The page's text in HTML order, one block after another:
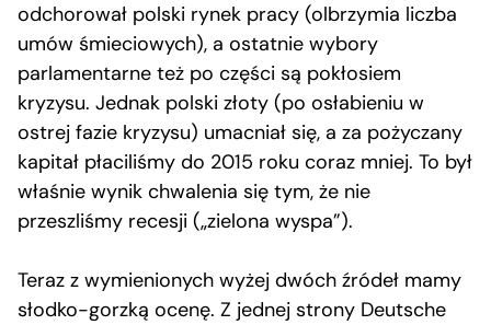
odchorował polski rynek pracy (olbrzymia liczba
umów śmieciowych), a ostatnie wybory
parlamentarne też po części są pokłosiem
kryzysu. Jednak polski złoty (po osłabieniu w
ostrej fazie kryzysu) umacniał się, a za pożyczany
kapitał płaciliśmy do 2015 roku coraz mniej. To był
właśnie wynik chwalenia się tym, że nie
przeszliśmy recesji („zielona wyspa”).
Teraz z wymienionych wyżej dwóch źródeł mamy
słodko-gorzką ocenę. Z jednej strony Deutsche